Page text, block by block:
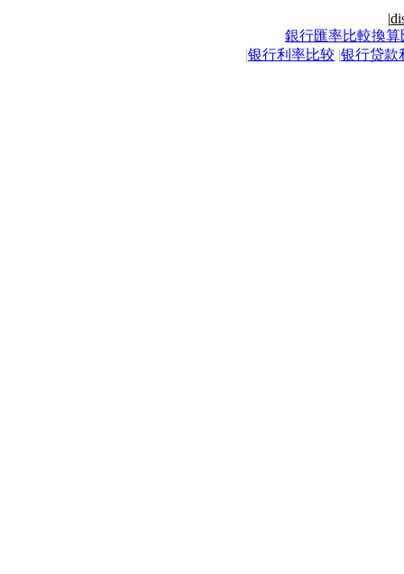
|
銀行匯率比較換算
|银行利率比较 |银行贷款